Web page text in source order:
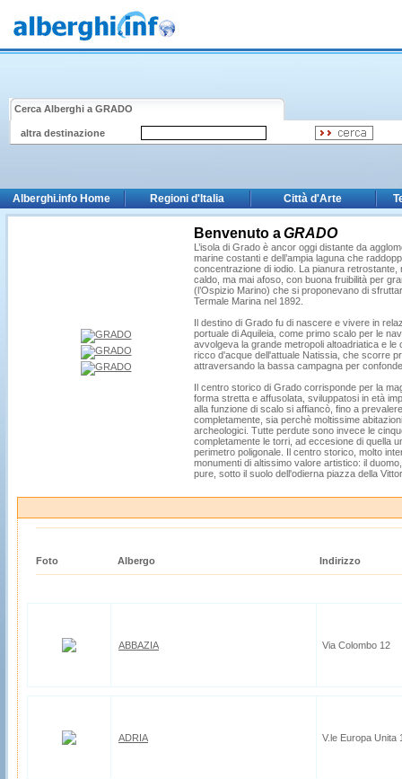
Cerca Alberghi a GRADO
altra destinazione
Alberghi.info Home Regioni d'Italia Città d'Arte
Benvenuto a GRADO
L’isola di Grado è ancor oggi distante da
marine costanti e dell’ampia laguna che
concentrazione di iodio. La pianura retrostante,
caldo, ma mai afoso, con buona fruibilità per
(l’Ospizio Marino) che si proponevano di
Termale Marina nel 1892.
Il destino di Grado fu di nascere e vivere in
portuale di Aquileia, come primo scalo per le
avvolgeva la grande metropoli altoadriatica e
ricco d'acque dell'attuale Natissia, che scorre
attraversando la bassa campagna per
Il centro storico di Grado corrisponde per la
forma stretta e affusolata, sviluppatosi in età
alla funzione di scalo si affiancò, fino a
completamente, sia perchè moltissime
archeologici. Tutte perdute sono invece le
completamente le torri, ad eccesione di quella
perimetro poligonale. Il centro storico, molto
monumenti di altissimo valore artistico: il
pure, sotto il suolo dell'odierna piazza della
Foto Albergo Indirizzo
ABBAZIA Via Colombo 12
ADRIA V.le Europa Unita